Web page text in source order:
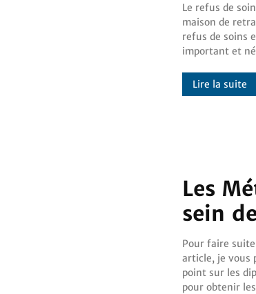
Le refus de
maison de retraite
refus de soins
important et
comprendre.
devoir d’informations,
aussi l’obligation
Lire la suite
Les
sein
Pour faire
article, je vous
point sur les
pour obtenir
d’horizon des
EHPAD